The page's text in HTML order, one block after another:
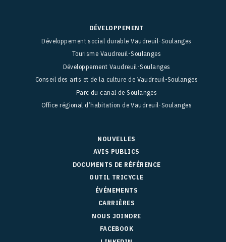
DÉVELOPPEMENT
Développement social durable Vaudreuil-Soulanges
Tourisme Vaudreuil-Soulanges
Développement Vaudreuil-Soulanges
Conseil des arts et de la culture de Vaudreuil-Soulanges
Parc du canal de Soulanges
Office régional d’habitation de Vaudreuil-Soulanges
NOUVELLES
AVIS PUBLICS
DOCUMENTS DE RÉFÉRENCE
OUTIL TRICYCLE
ÉVÉNEMENTS
CARRIÈRES
NOUS JOINDRE
FACEBOOK